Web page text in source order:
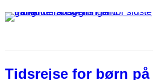
Tidsrejse for børn på